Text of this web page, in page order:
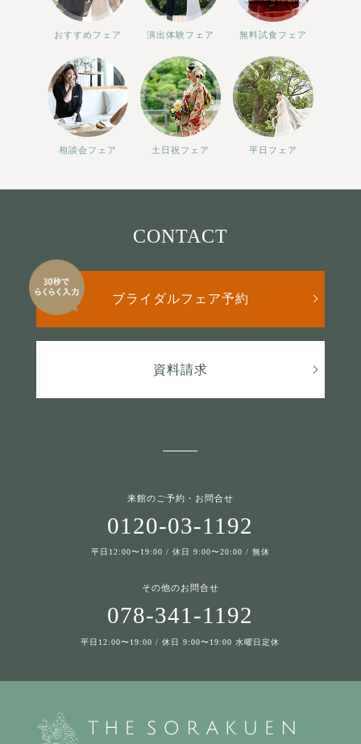
おすすめフェア 演出体験フェア 無料試食フェア
相談会フェア 土日祝フェア 平日フェア
CONTACT
ブライダルフェア予約
資料請求
来館のご予約・お問合せ
0120-03-1192
平日12:00〜19:00 / 休日 9:00〜20:00 / 無休
その他のお問合せ
078-341-1192
平日12:00〜19:00 / 休日 9:00〜19:00 水曜日定休